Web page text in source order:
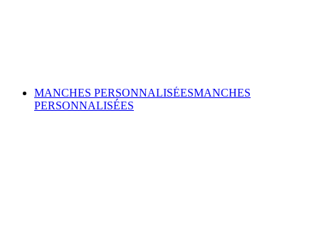
MANCHES PERSONNALISÉESMANCHES
PERSONNALISÉES